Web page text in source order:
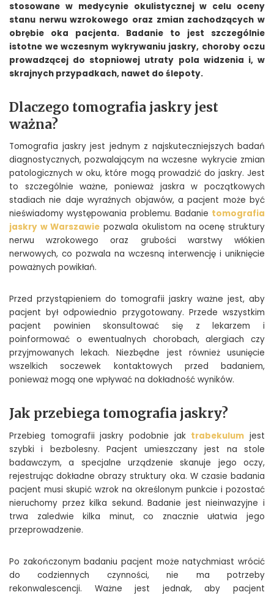
stosowane w medycynie okulistycznej w celu oceny
stanu nerwu wzrokowego oraz zmian zachodzących w
obrębie oka pacjenta. Badanie to jest szczególnie
istotne we wczesnym wykrywaniu jaskry, choroby oczu
prowadzącej do stopniowej utraty pola widzenia i, w
skrajnych przypadkach, nawet do ślepoty.
Dlaczego tomografia jaskry jest
ważna?
Tomografia jaskry jest jednym z najskuteczniejszych badań
diagnostycznych, pozwalającym na wczesne wykrycie zmian
patologicznych w oku, które mogą prowadzić do jaskry. Jest
to szczególnie ważne, ponieważ jaskra w początkowych
stadiach nie daje wyraźnych objawów, a pacjent może być
nieświadomy występowania problemu. Badanie tomografia
jaskry w Warszawie pozwala okulistom na ocenę struktury
nerwu wzrokowego oraz grubości warstwy włókien
nerwowych, co pozwala na wczesną interwencję i uniknięcie
poważnych powikłań.
Przed przystąpieniem do tomografii jaskry ważne jest, aby
pacjent był odpowiednio przygotowany. Przede wszystkim
pacjent powinien skonsultować się z lekarzem i
poinformować o ewentualnych chorobach, alergiach czy
przyjmowanych lekach. Niezbędne jest również usunięcie
wszelkich soczewek kontaktowych przed badaniem,
ponieważ mogą one wpływać na dokładność wyników.
Jak przebiega tomografia jaskry?
Przebieg tomografii jaskry podobnie jak trabekulum jest
szybki i bezbolesny. Pacjent umieszczany jest na stole
badawczym, a specjalne urządzenie skanuje jego oczy,
rejestrując dokładne obrazy struktury oka. W czasie badania
pacjent musi skupić wzrok na określonym punkcie i pozostać
nieruchomy przez kilka sekund. Badanie jest nieinwazyjne i
trwa zaledwie kilka minut, co znacznie ułatwia jego
przeprowadzenie.
Po zakończonym badaniu pacjent może natychmiast wrócić
do codziennych czynności, nie ma potrzeby
rekonwalescencji. Ważne jest jednak, aby pacjent